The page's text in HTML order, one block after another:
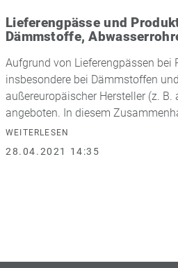
Lieferengpässe und
Dämmstoffe,
Aufgrund von Lieferengpässen bei
insbesondere bei Dämmstoffen
außereuropäischer Hersteller (z.
angeboten. In diesem
WEITERLESEN
28.04.2021 14:35